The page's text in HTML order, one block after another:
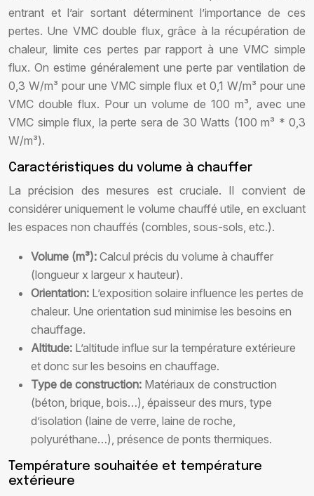
entrant et l’air sortant déterminent l’importance de ces
pertes. Une VMC double flux, grâce à la récupération de
chaleur, limite ces pertes par rapport à une VMC simple
flux. On estime généralement une perte par ventilation de
0,3 W/m³ pour une VMC simple flux et 0,1 W/m³ pour une
VMC double flux. Pour un volume de 100 m³, avec une
VMC simple flux, la perte sera de 30 Watts (100 m³ * 0,3
W/m³).
Caractéristiques du volume à chauffer
La précision des mesures est cruciale. Il convient de
considérer uniquement le volume chauffé utile, en excluant
les espaces non chauffés (combles, sous-sols, etc.).
Volume (m³): Calcul précis du volume à chauffer
(longueur x largeur x hauteur).
Orientation: L’exposition solaire influence les pertes de
chaleur. Une orientation sud minimise les besoins en
chauffage.
Altitude: L’altitude influe sur la température extérieure
et donc sur les besoins en chauffage.
Type de construction: Matériaux de construction
(béton, brique, bois…), épaisseur des murs, type
d’isolation (laine de verre, laine de roche,
polyuréthane…), présence de ponts thermiques.
Température souhaitée et température
extérieure